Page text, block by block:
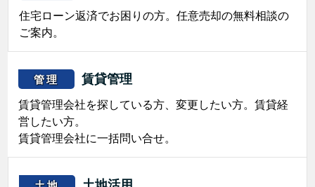
住宅ローン返済でお困りの方。任意売却の無料相談の
ご案内。
管理 賃貸管理
賃貸管理会社を探している方、変更したい方。賃貸経
営したい方。
賃貸管理会社に一括問い合せ。